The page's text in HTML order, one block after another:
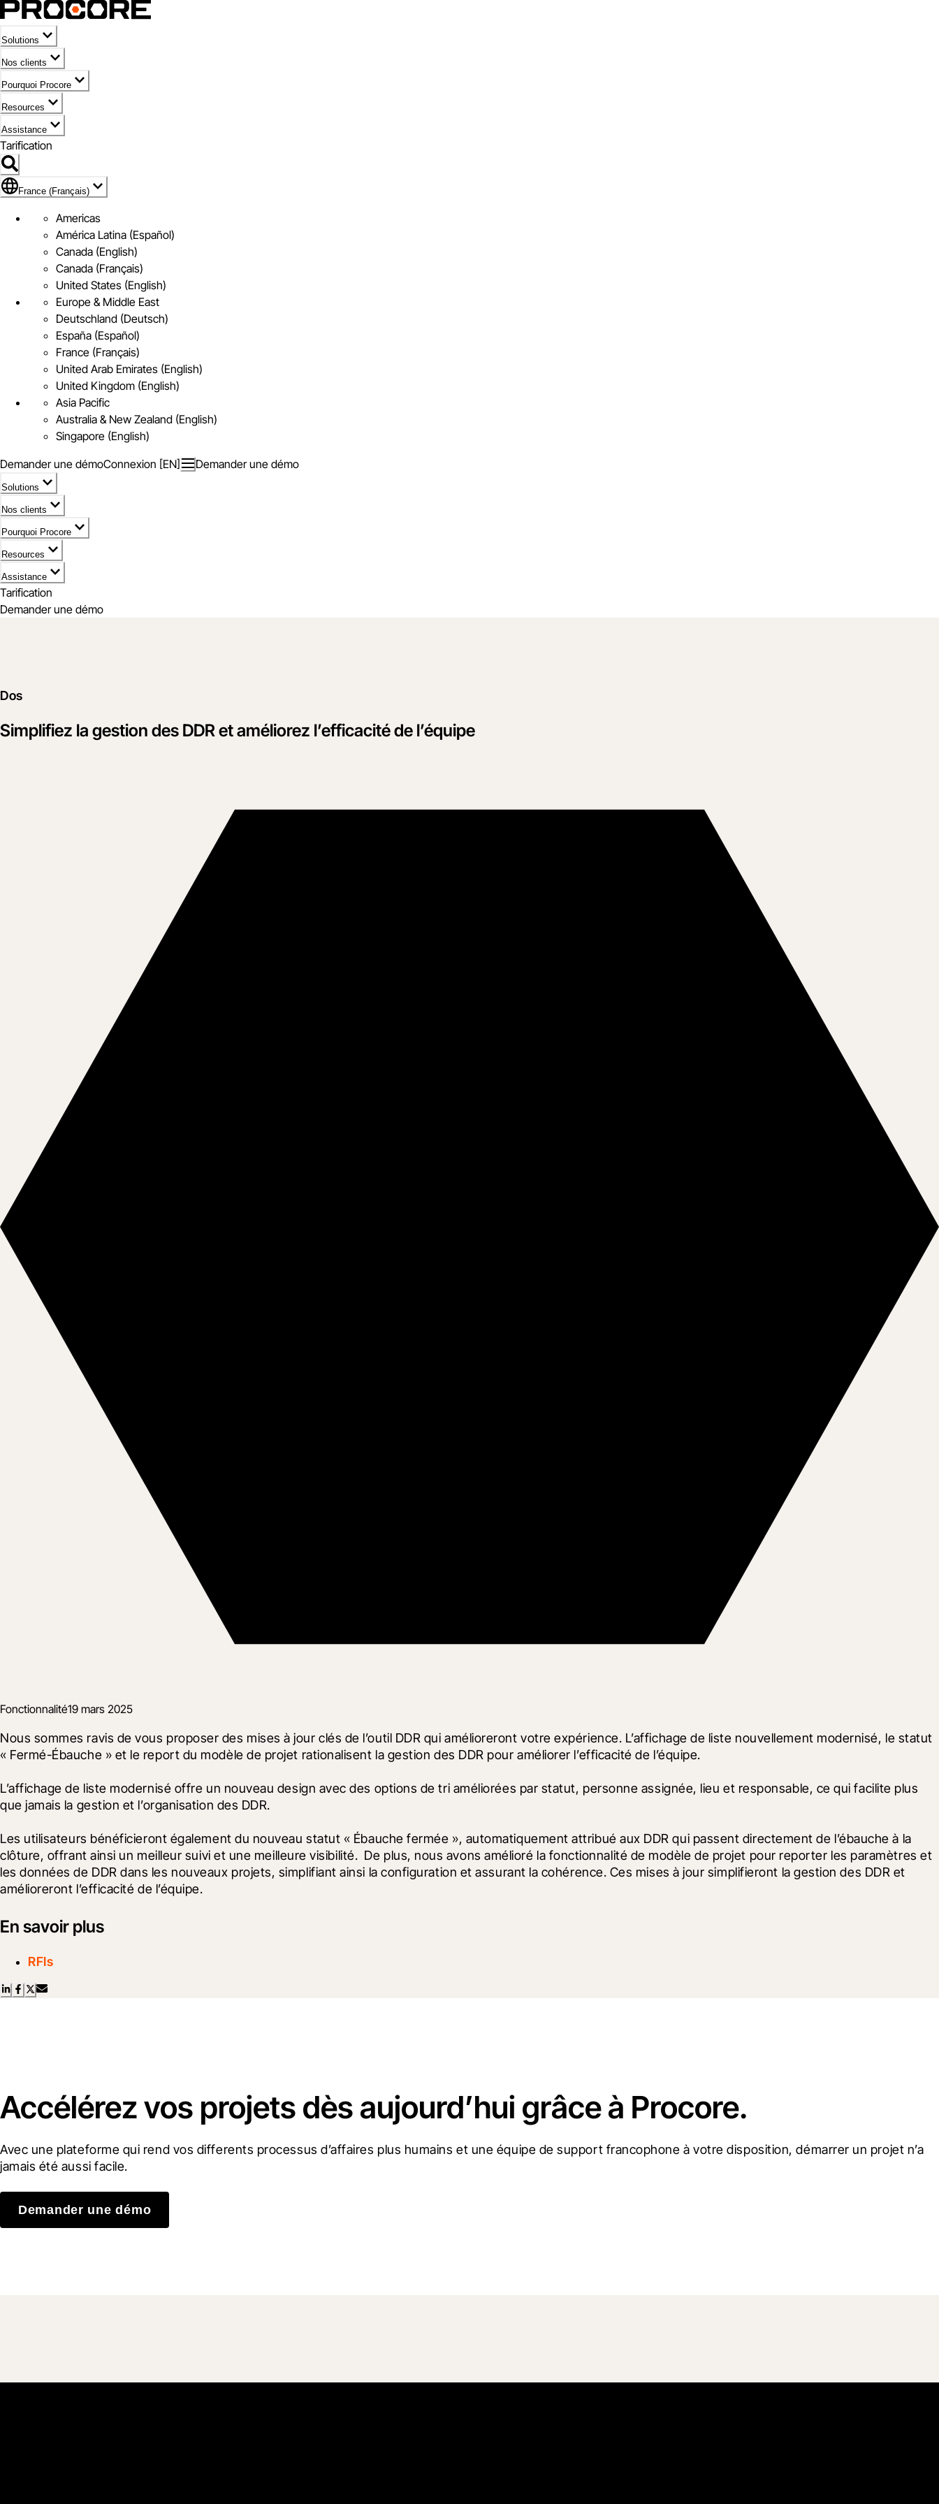
Solutions
Nos clients
Pourquoi Procore
Resources
Assistance
Tarification
Pavillon de France (Français)
France (Français)
Americas
América Latina (Español)
Canada (English)
Canada (Français)
United States (English)
Europe & Middle East
Deutschland (Deutsch)
España (Español)
France (Français)
United Arab Emirates (English)
United Kingdom (English)
Asia Pacific
Australia & New Zealand (English)
Singapore (English)
Demander une démoConnexion [EN] Demander une démo
Solutions
Nos clients
Pourquoi Procore
Resources
Assistance
Tarification
Demander une démo
Dos
Simplifiez la gestion des DDR et améliorez l’efficacité de l’équipe
Fonctionnalité19 mars 2025
Nous sommes ravis de vous proposer des mises à jour clés de l’outil DDR qui amélioreront votre expérience. L’affichage de liste nouvellement modernisé, le statut
« Fermé-Ébauche » et le report du modèle de projet rationalisent la gestion des DDR pour améliorer l’efficacité de l’équipe.
L’affichage de liste modernisé offre un nouveau design avec des options de tri améliorées par statut, personne assignée, lieu et responsable, ce qui facilite plus
que jamais la gestion et l’organisation des DDR.
Les utilisateurs bénéficieront également du nouveau statut « Ébauche fermée », automatiquement attribué aux DDR qui passent directement de l’ébauche à la
clôture, offrant ainsi un meilleur suivi et une meilleure visibilité.  De plus, nous avons amélioré la fonctionnalité de modèle de projet pour reporter les paramètres et
les données de DDR dans les nouveaux projets, simplifiant ainsi la configuration et assurant la cohérence. Ces mises à jour simplifieront la gestion des DDR et
amélioreront l’efficacité de l’équipe.
En savoir plus
RFIs
Accélérez vos projets dès aujourd’hui grâce à Procore.
Avec une plateforme qui rend vos differents processus d’affaires plus humains et une équipe de support francophone à votre disposition, démarrer un projet n’a
jamais été aussi facile.
Demander une démo